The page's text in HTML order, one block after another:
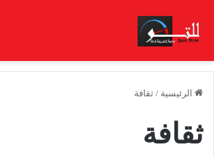
الرئيسية / ثقافة
ثقافة